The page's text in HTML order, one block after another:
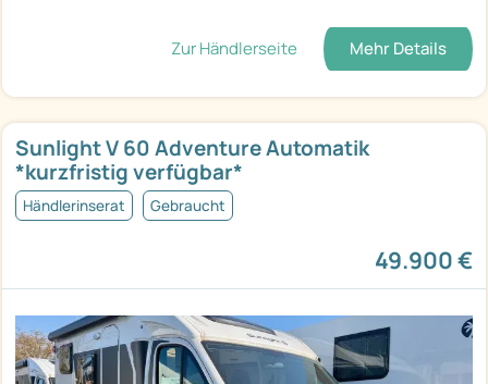
Zur Händlerseite Mehr Details
Sunlight V 60 Adventure Automatik
*kurzfristig verfügbar*
Händlerinserat Gebraucht
49.900 €